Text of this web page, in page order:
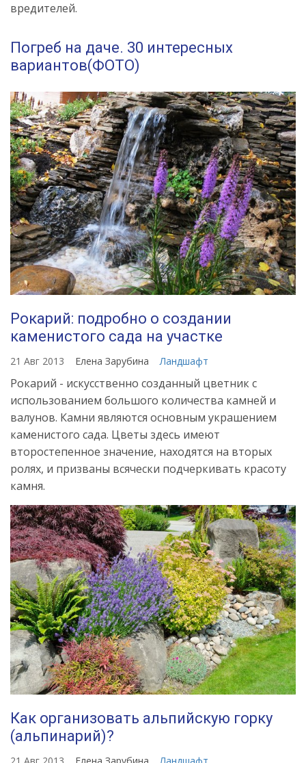
вредителей.
Погреб на даче. 30 интересных
вариантов(ФОТО)
Рокарий: подробно о создании
каменистого сада на участке
21 Авг 2013 Елена Зарубина Ландшафт
Рокарий - искусственно созданный цветник с
использованием большого количества камней и
валунов. Камни являются основным украшением
каменистого сада. Цветы здесь имеют
второстепенное значение, находятся на вторых
ролях, и призваны всячески подчеркивать красоту
камня.
Как организовать альпийскую горку
(альпинарий)?